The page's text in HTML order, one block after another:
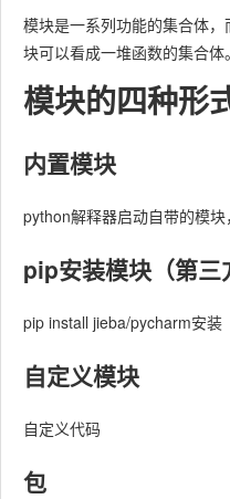
模块是一系列功能的集合体
块可以看成一堆函数的集合体。
模块的四种形
内置模块
python解释器启动自带的模
pip安装模块（第三
pip install jieba/pycharm安装
自定义模块
自定义代码
包